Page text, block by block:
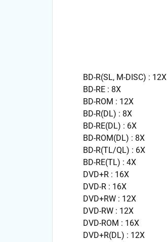
BD-R(SL, M-DISC) : 12X
BD-RE : 8X
BD-ROM : 12X
BD-R(DL) : 8X
BD-RE(DL) : 6X
BD-ROM(DL) : 8X
BD-R(TL/QL) : 6X
BD-RE(TL) : 4X
DVD+R : 16X
DVD-R : 16X
DVD+RW : 12X
DVD-RW : 12X
DVD-ROM : 16X
DVD+R(DL) : 12X